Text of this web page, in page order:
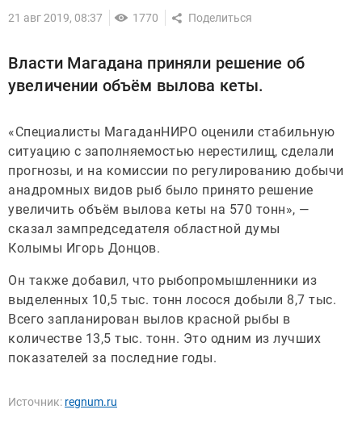
21 авг 2019, 08:37 1770
Власти Магадана приняли решение об
увеличении объём вылова кеты.
«Специалисты МагаданНИРО оценили стабильную
ситуацию с заполняемостью нерестилищ, сделали
прогнозы, и на комиссии по регулированию добычи
анадромных видов рыб было принято решение
увеличить объём вылова кеты на 570 тонн», —
сказал зампредседателя областной думы
Колымы Игорь Донцов.
Он также добавил, что рыбопромышленники из
выделенных 10,5 тыс. тонн лосося добыли 8,7 тыс.
Всего запланирован вылов красной рыбы в
количестве 13,5 тыс. тонн. Это одним из лучших
показателей за последние годы.
Источник: regnum.ru